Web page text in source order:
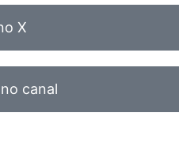
X
canal